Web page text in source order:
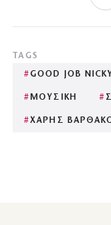
TAGS
#GOOD JOB NICKY
# ΜΟΥΣΙΚΗ #
#ΧΑΡΗΣ